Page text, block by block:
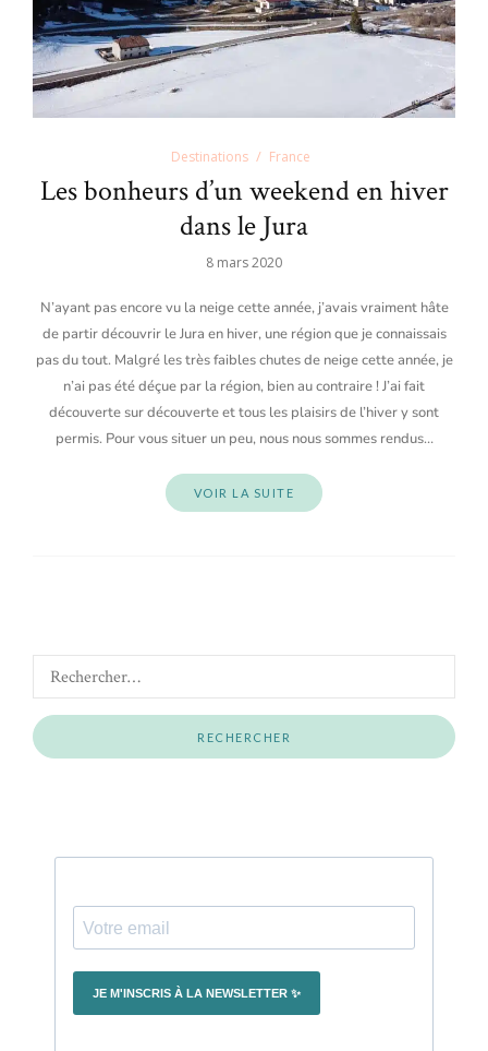
Destinations France
Les bonheurs d’un weekend en hiver
dans le Jura
8 mars 2020
N’ayant pas encore vu la neige cette année, j’avais vraiment hâte
de partir découvrir le Jura en hiver, une région que je connaissais
pas du tout. Malgré les très faibles chutes de neige cette année, je
n’ai pas été déçue par la région, bien au contraire ! J’ai fait
découverte sur découverte et tous les plaisirs de l’hiver y sont
permis. Pour vous situer un peu, nous nous sommes rendus…
VOIR LA SUITE